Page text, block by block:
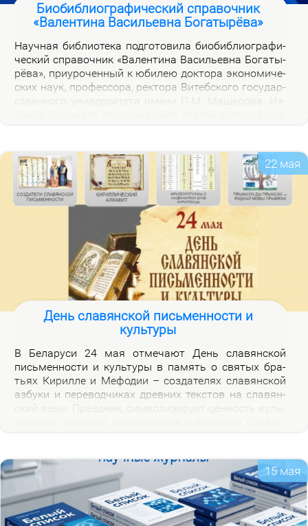
Биобиблиографический справочник
«Валентина Васильевна Богатырёва»
На­уч­ная биб­лио­те­ка под­го­то­ви­ла био­биб­лио­гра­фи­
че­ский спра­воч­ник «Ва­лен­ти­на Ва­си­льев­на Бо­га­ты­
рё­ва», при­уро­чен­ный к юби­лею док­то­ра эко­но­ми­че­
ских на­ук, про­фес­со­ра, рек­то­ра Ви­теб­ско­го го­судар­
22 мая
День славянской письменности и
культуры
В Бе­ла­ру­си 24 мая от­ме­ча­ют День сла­вян­ской
пись­мен­но­сти и куль­ту­ры в па­мять о свя­тых бра­
тьях Ки­рил­ле и Ме­фо­дии – со­зда­те­лях сла­вян­ской
аз­бу­ки и пе­ре­вод­чи­ках древ­них тек­стов на сла­вян­
ской на­род­но­сти.
15 мая